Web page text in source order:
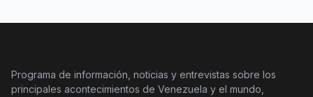
Programa de información, noticias y entrevistas sobre los
principales acontecimientos de Venezuela y el mundo,